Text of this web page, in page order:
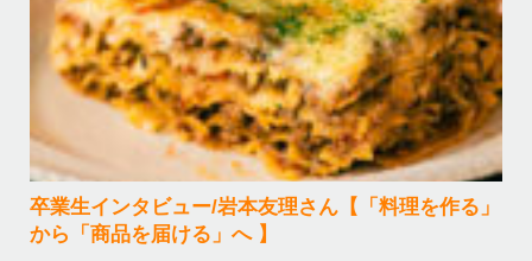
卒業生インタビュー/岩本友理さん【「料理を作る」
から「商品を届ける」へ 】